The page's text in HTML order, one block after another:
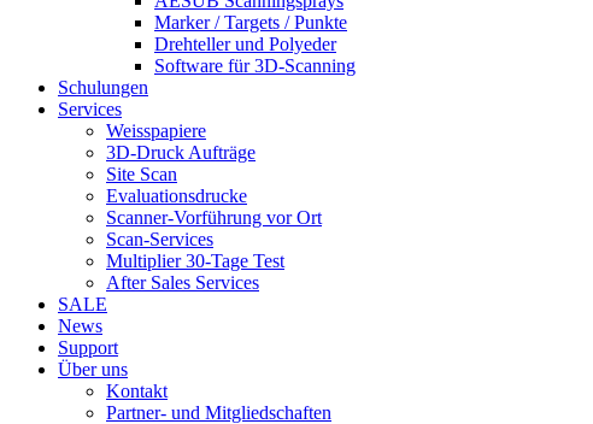
Marker / Targets / Punkte
Drehteller und Polyeder
Software für 3D-Scanning
Schulungen
Services
Weisspapiere
3D-Druck Aufträge
Site Scan
Evaluationsdrucke
Scanner-Vorführung vor Ort
Scan-Services
Multiplier 30-Tage Test
After Sales Services
SALE
News
Support
Über uns
Kontakt
Partner- und Mitgliedschaften